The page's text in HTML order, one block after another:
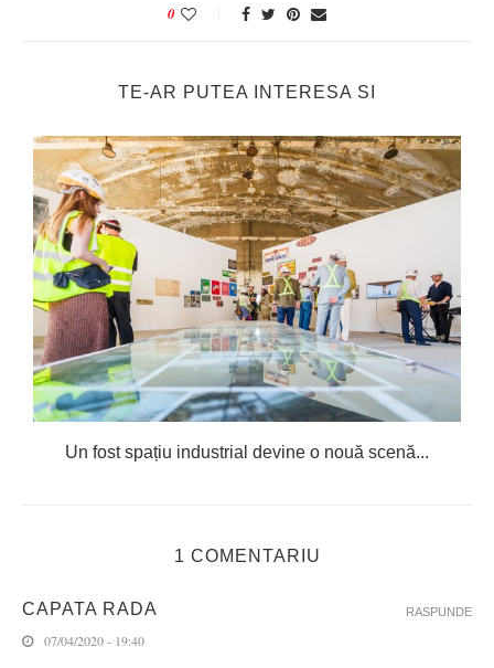
0
TE-AR PUTEA INTERESA SI
Un fost spațiu industrial devine o nouă scenă...
1 COMENTARIU
CAPATA RADA
07/04/2020 - 19:40
RASPUNDE